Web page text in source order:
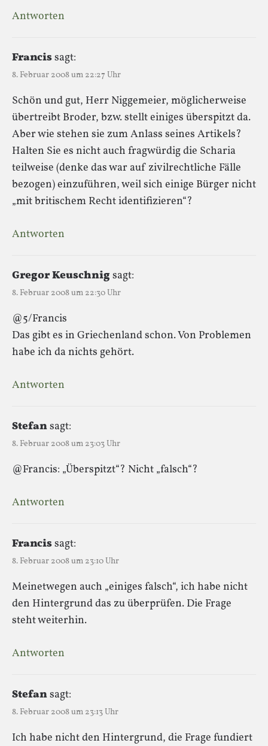
Antworten
Francissagt:
8. Februar 2008 um 22:27 Uhr
Schön und gut, Herr Niggemeier, möglicherweise
übertreibt Broder, bzw. stellt einiges überspitzt da.
Aber wie stehen sie zum Anlass seines Artikels?
Halten Sie es nicht auch fragwürdig die Scharia
teilweise (denke das war auf zivilrechtliche Fälle
bezogen) einzuführen, weil sich einige Bürger nicht
„mit britischem Recht identifizieren“?
Antworten
Gregor Keuschnigsagt:
8. Februar 2008 um 22:30 Uhr
@5/Francis
Das gibt es in Griechenland schon. Von Problemen
habe ich da nichts gehört.
Antworten
Stefansagt:
8. Februar 2008 um 23:03 Uhr
@Francis: „Überspitzt“? Nicht „falsch“?
Antworten
Francissagt:
8. Februar 2008 um 23:10 Uhr
Meinetwegen auch „einiges falsch“, ich habe nicht
den Hintergrund das zu überprüfen. Die Frage
steht weiterhin.
Antworten
Stefansagt:
8. Februar 2008 um 23:13 Uhr
Ich habe nicht den Hintergrund, die Frage fundiert